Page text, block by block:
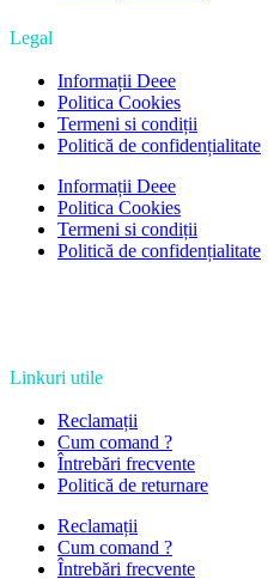
Legal
Informații Deee
Politica Cookies
Termeni si condiții
Politică de confidențialitate
Informații Deee
Politica Cookies
Termeni si condiții
Politică de confidențialitate
Linkuri utile
Reclamații
Cum comand ?
Întrebări frecvente
Politică de returnare
Reclamații
Cum comand ?
Întrebări frecvente